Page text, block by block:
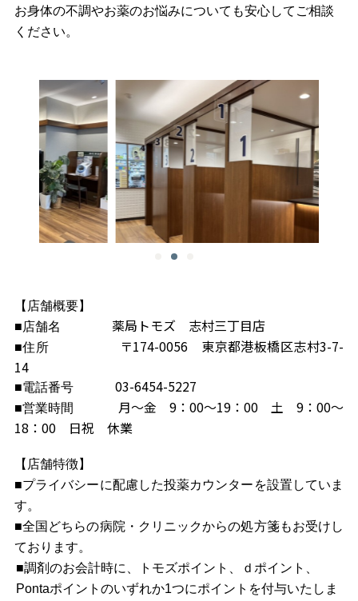
お身体の不調やお薬のお悩みについても安心してご相談
ください。
【店舗概要】
■店舗名 薬局トモズ 志村三丁目店
■住所
〒174-0056 東京都港板橋区志村3-7-
14
■電話番号 03-6454-5227
■営業時間
月～金 9：00～19：00 土 9：00～
18：00 日祝 休業
【 店舗特徴】
■プライバシーに配慮した投薬カウンターを設置していま
す。
■全国どちらの病院・クリニックからの処方箋もお受けし
ております。
■調剤のお会計時に、トモズポイント、ｄポイント、
Pontaポイントのいずれか1つにポイントを付与いたしま